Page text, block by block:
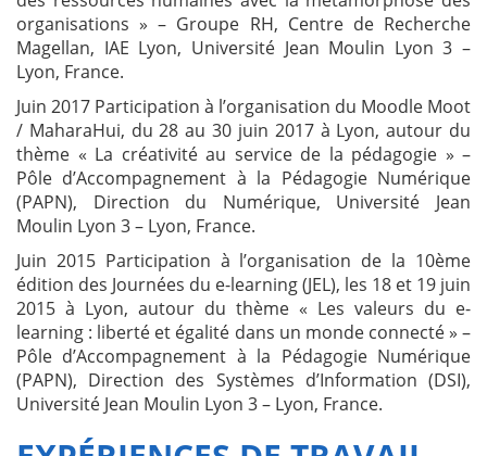
organisations » – Groupe RH, Centre de Recherche
Magellan, IAE Lyon, Université Jean Moulin Lyon 3 –
Lyon, France.
Juin 2017 Participation à l’organisation du Moodle Moot
/ MaharaHui, du 28 au 30 juin 2017 à Lyon, autour du
thème « La créativité au service de la pédagogie » –
Pôle d’Accompagnement à la Pédagogie Numérique
(PAPN), Direction du Numérique, Université Jean
Moulin Lyon 3 – Lyon, France.
Juin 2015 Participation à l’organisation de la 10ème
édition des Journées du e-learning (JEL), les 18 et 19 juin
2015 à Lyon, autour du thème « Les valeurs du e-
learning : liberté et égalité dans un monde connecté » –
Pôle d’Accompagnement à la Pédagogie Numérique
(PAPN), Direction des Systèmes d’Information (DSI),
Université Jean Moulin Lyon 3 – Lyon, France.